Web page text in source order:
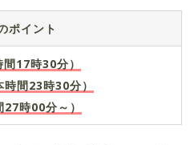
ポイント
17時30分）
間23時30分）
時00分～）